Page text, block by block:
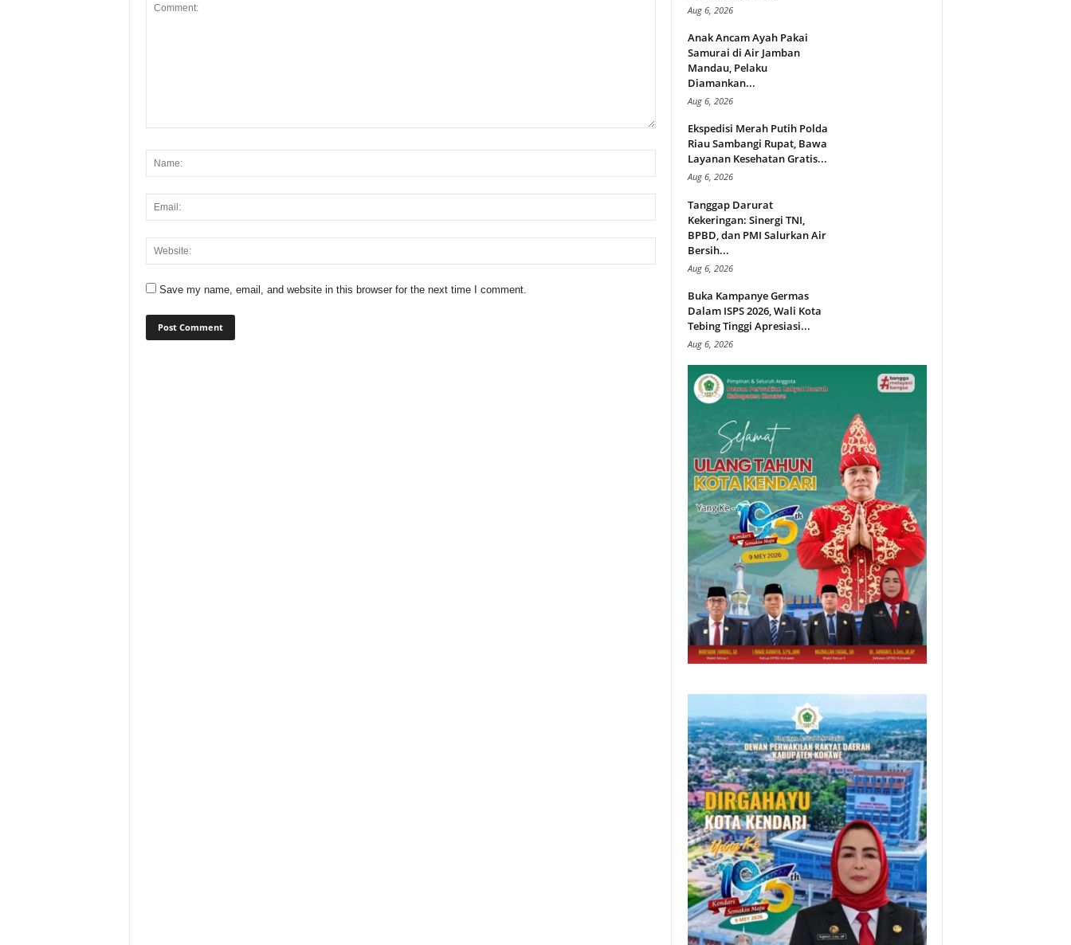
Save my name, email, and website in this browser for the next time I comment.
Aug 6, 2026
Anak Ancam Ayah Pakai
Samurai di Air Jamban
Mandau, Pelaku
Diamankan...
Aug 6, 2026
Ekspedisi Merah Putih Polda
Riau Sambangi Rupat, Bawa
Layanan Kesehatan Gratis...
Aug 6, 2026
Tanggap Darurat
Kekeringan: Sinergi TNI,
BPBD, dan PMI Salurkan Air
Bersih...
Aug 6, 2026
Buka Kampanye Germas
Dalam ISPS 2026, Wali Kota
Tebing Tinggi Apresiasi...
Aug 6, 2026